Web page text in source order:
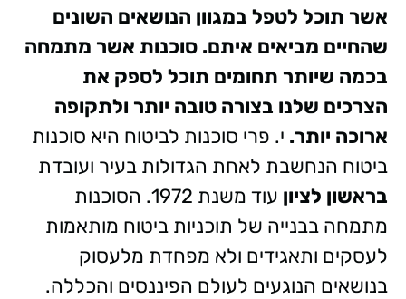
אשר תוכל לטפל במגוון הנושאים השונים
שהחיים מביאים איתם. סוכנות אשר מתמחה
בכמה שיותר תחומים תוכל לספק את
הצרכים שלנו בצורה טובה יותר ולתקופה
ארוכה יותר. י. פרי סוכנות לביטוח היא סוכנות
ביטוח הנחשבת לאחת הגדולות בעיר ועובדת
בראשון לציון
עוד משנת 1972. הסוכנות
מתמחה בבנייה של תוכניות ביטוח מותאמות
לעסקים ותאגידים ולא מפחדת מלעסוק
בנושאים הנוגעים לעולם הפיננסים והכללה.